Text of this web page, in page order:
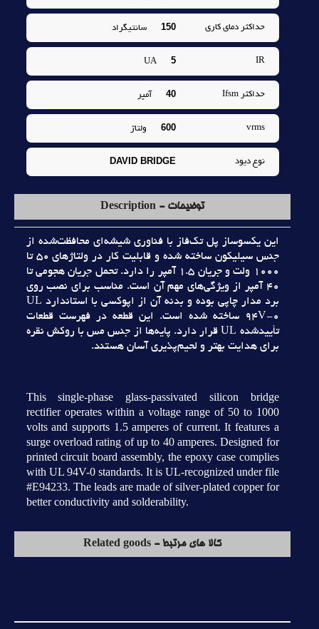
حداکثر دماي کاري 150 سانتيگراد
IR
5
UA
حداکثر Ifsm 40 آمپر
vrms
600 ولتاژ
نوع ديود DAVID BRIDGE
توضیحات - Description
اين يکسوساز پل تک‌فاز با فناوري شيشه‌اي محافظت‌شده از
جنس سيليکون ساخته شده و قابليت کار در ولتاژهاي 50 تا
1000 ولت و جريان 1.5 آمپر را دارد. تحمل جريان هجومي تا
40 آمپر از ويژگي‌هاي مهم آن است. مناسب براي نصب روي
برد مدار چاپي بوده و بدنه آن از اپوکسي با استاندارد UL
94V-0 ساخته شده است. اين قطعه در فهرست قطعات
تأييدشده UL قرار دارد. پايه‌ها از جنس مس با روکش نقره
براي هدايت بهتر و لحيم‌پذيري آسان هستند.
This single-phase glass-passivated silicon bridge
rectifier operates within a voltage range of 50 to 1000
volts and supports 1.5 amperes of current. It features a
surge overload rating of up to 40 amperes. Designed for
printed circuit board assembly, the epoxy case complies
with UL 94V-0 standards. It is UL-recognized under file
#E94233. The leads are made of silver-plated copper for
better conductivity and solderability.
کالا های مرتبط - Related goods